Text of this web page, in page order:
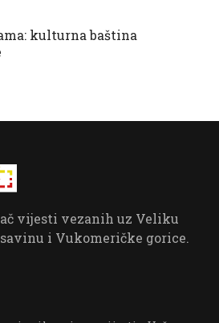
kulturna baština
vijesti vezanih uz Veliku
i Vukomeričke gorice.